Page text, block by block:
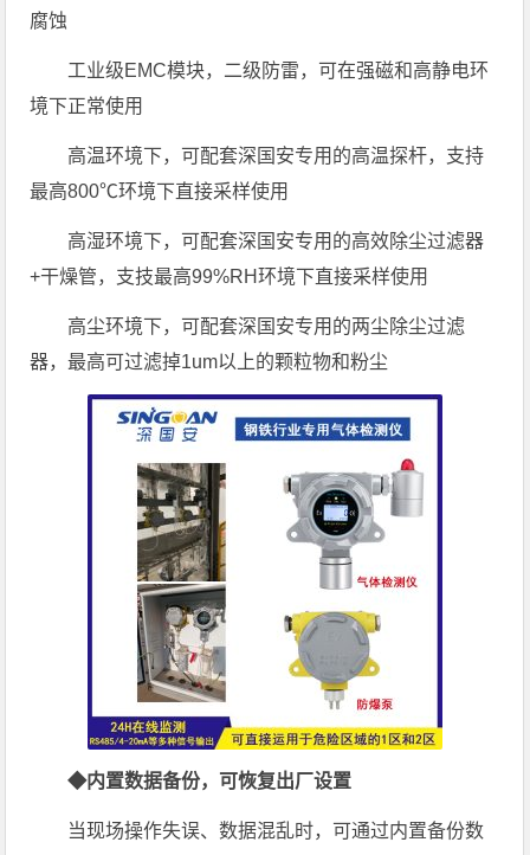
腐蚀
工业级EMC模块，二级防雷，可在强磁和高静电环
境下正常使用
高温环境下，可配套深国安专用的高温探杆，支持
最高800℃环境下直接采样使用
高湿环境下，可配套深国安专用的高效除尘过滤器
+干燥管，支技最高99%RH环境下直接采样使用
高尘环境下，可配套深国安专用的两尘除尘过滤
器，最高可过滤掉1um以上的颗粒物和粉尘
◆内置数据备份，可恢复出厂设置
当现场操作失误、数据混乱时，可通过内置备份数